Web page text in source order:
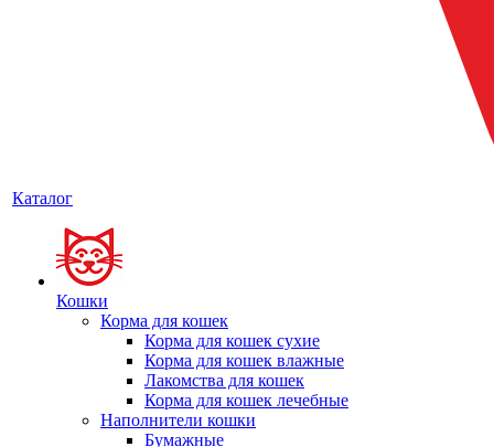
Каталог
Кошки
Корма для кошек
Корма для кошек сухие
Корма для кошек влажные
Лакомства для кошек
Корма для кошек лечебные
Наполнители кошки
Бумажные